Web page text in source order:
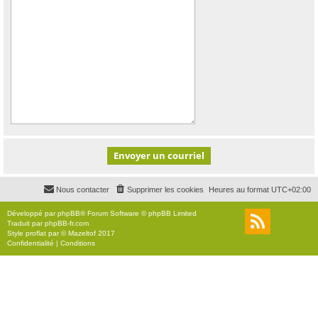
Heures au format UTC+02:00
Supprimer les cookies
Nous contacter
Développé parphpBB® Forum Software © phpBB Limited
Traduit parphpBB-fr.com
Style proflat par ©Mazeltof 2017
Confidentialité | Conditions